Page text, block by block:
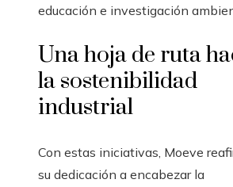
educación e investigación
Una hoja de ruta
la sostenibilidad
industrial
Con estas iniciativas, Moeve
su dedicación a encabezar la